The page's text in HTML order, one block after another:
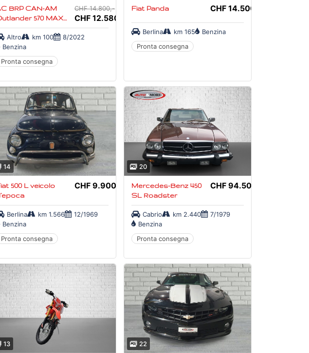
CAN-AM
570 MAX
CHF 14.800,-
CHF 12.580,-
Altro km 100
8/2022
Benzina
Pronta consegna
Fiat Panda CHF 14.500,-
Berlina km 165
Benzina
Pronta consegna
14
L veicolo
CHF 9.900,-
Berlina km 1.566
12/1969
Benzina
Pronta consegna
20
Mercedes-Benz 450
SL Roadster
CHF 94.500,-
Cabrio km 2.440
7/1979
Benzina
Pronta consegna
13 22